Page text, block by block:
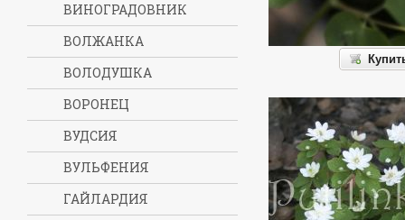
ВИНОГРАДОВНИК
ВОЛЖАНКА
ВОЛОДУШКА
ВОРОНЕЦ
ВУДСИЯ
ВУЛЬФЕНИЯ
ГАЙЛАРДИЯ